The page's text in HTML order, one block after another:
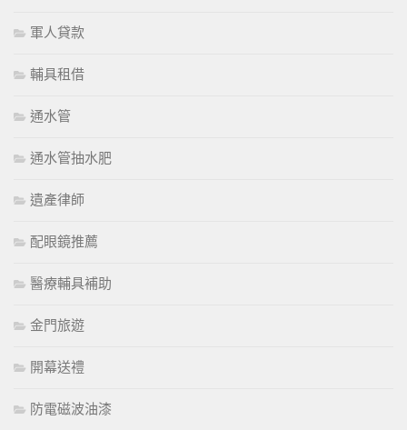
軍人貸款
輔具租借
通水管
通水管抽水肥
遺產律師
配眼鏡推薦
醫療輔具補助
金門旅遊
開幕送禮
防電磁波油漆